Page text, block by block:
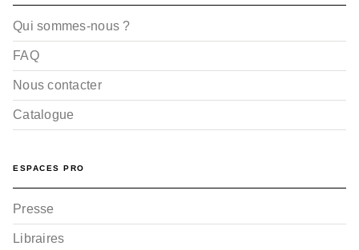
Qui sommes-nous ?
FAQ
Nous contacter
Catalogue
ESPACES PRO
Presse
Libraires